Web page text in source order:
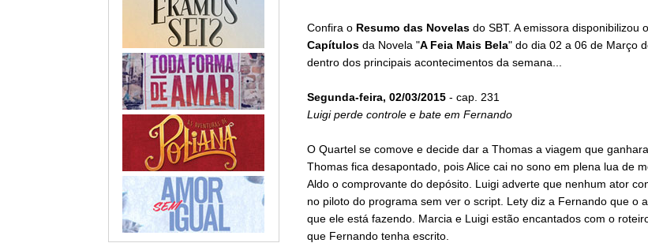
Confira o Resumo das Novelasdo SBT. A emissora disponibilizou
Capítulosda Novela "A Feia Mais Bela" do dia 02 a 06 de Março
dentro dos principais acontecimentos da semana...
Segunda-feira, 02/03/2015- cap. 231
Luigi perde controle e bate em Fernando
O Quartel se comove e decide dar a Thomas a viagem que
Thomas fica desapontado, pois Alice cai no sono em plena lua de
Aldo o comprovante do depósito. Luigi adverte que nenhum ator
no piloto do programa sem ver o script. Lety diz a Fernando que o
que ele está fazendo. Marcia e Luigi estão encantados com o
que Fernando tenha escrito.